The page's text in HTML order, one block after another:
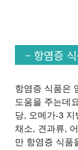
– 항염증
항염증 식품은
도움을 주는데
당, 오메가-3
채소, 견과류,
만 항염증 식품